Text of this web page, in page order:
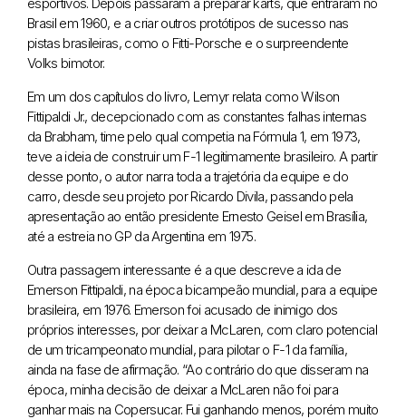
Brasil em 1960, e a criar outros protótipos de sucesso nas
pistas brasileiras, como o Fitti-Porsche e o surpreendente
Volks bimotor.
Em um dos capítulos do livro, Lemyr relata como Wilson
Fittipaldi Jr., decepcionado com as constantes falhas internas
da Brabham, time pelo qual competia na Fórmula 1, em 1973,
teve a ideia de construir um F-1 legitimamente brasileiro. A partir
desse ponto, o autor narra toda a trajetória da equipe e do
carro, desde seu projeto por Ricardo Divila, passando pela
apresentação ao então presidente Ernesto Geisel em Brasília,
até a estreia no GP da Argentina em 1975.
Outra passagem interessante é a que descreve a ida de
Emerson Fittipaldi, na época bicampeão mundial, para a equipe
brasileira, em 1976. Emerson foi acusado de inimigo dos
próprios interesses, por deixar a McLaren, com claro potencial
de um tricampeonato mundial, para pilotar o F-1 da família,
ainda na fase de afirmação. “Ao contrário do que disseram na
época, minha decisão de deixar a McLaren não foi para
ganhar mais na Copersucar. Fui ganhando menos, porém muito